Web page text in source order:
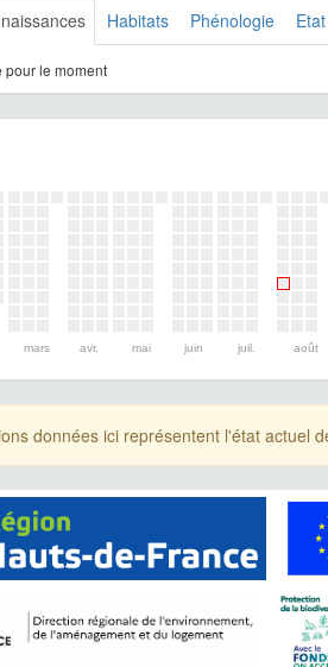
Habitats Phénologie
pour le moment
mars avr. mai juin juil. août
données ici représentent l'état actuel